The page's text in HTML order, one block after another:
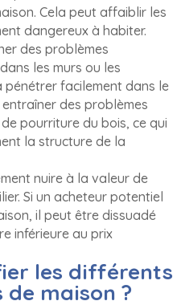
Cela peut affaiblir les
dangereux à habiter.
des problèmes
les murs ou les
pénétrer facilement dans le
des problèmes
pourriture du bois, ce qui
la structure de la
nuire à la valeur de
Si un acheteur potentiel
il peut être dissuadé
inférieure au prix
les différents
maison ?